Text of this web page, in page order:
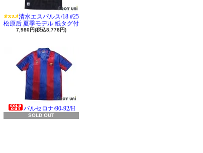
清水エスパルス/18 #25
松原后 夏季モデル 紙タグ付
7,980円(税込8,778円)
バルセロナ/90-92/H
SOLD OUT